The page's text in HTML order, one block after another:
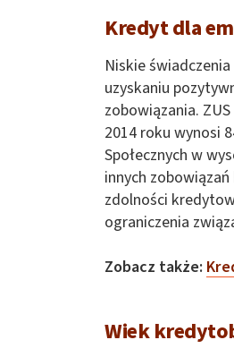
Kredyt dla
Niskie
uzyskaniu
zobowiązania.
2014 roku wynosi
Społecznych w
innych
zdolności
ograniczenia
Zobacz także:
Wiek